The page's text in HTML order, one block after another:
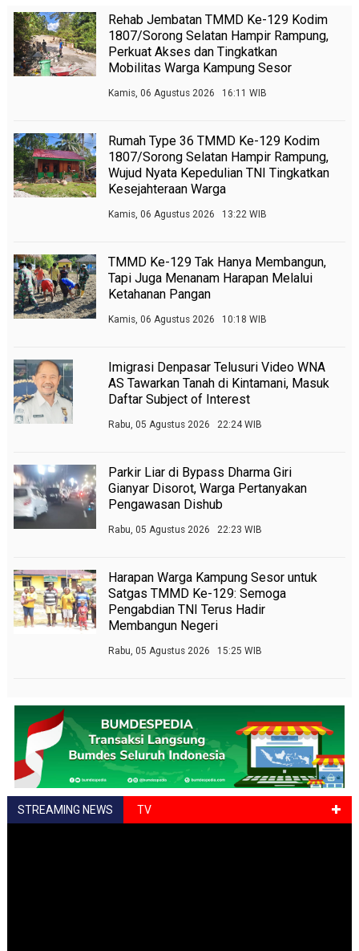
Rehab Jembatan TMMD Ke-129 Kodim
1807/Sorong Selatan Hampir Rampung,
Perkuat Akses dan Tingkatkan
Mobilitas Warga Kampung Sesor
Kamis, 06 Agustus 2026 16:11 WIB
Rumah Type 36 TMMD Ke-129 Kodim
1807/Sorong Selatan Hampir Rampung,
Wujud Nyata Kepedulian TNI Tingkatkan
Kesejahteraan Warga
Kamis, 06 Agustus 2026 13:22 WIB
TMMD Ke-129 Tak Hanya Membangun,
Tapi Juga Menanam Harapan Melalui
Ketahanan Pangan
Kamis, 06 Agustus 2026 10:18 WIB
Imigrasi Denpasar Telusuri Video WNA
AS Tawarkan Tanah di Kintamani, Masuk
Daftar Subject of Interest
Rabu, 05 Agustus 2026 22:24 WIB
Parkir Liar di Bypass Dharma Giri
Gianyar Disorot, Warga Pertanyakan
Pengawasan Dishub
Rabu, 05 Agustus 2026 22:23 WIB
Harapan Warga Kampung Sesor untuk
Satgas TMMD Ke-129: Semoga
Pengabdian TNI Terus Hadir
Membangun Negeri
Rabu, 05 Agustus 2026 15:25 WIB
STREAMING NEWS TV